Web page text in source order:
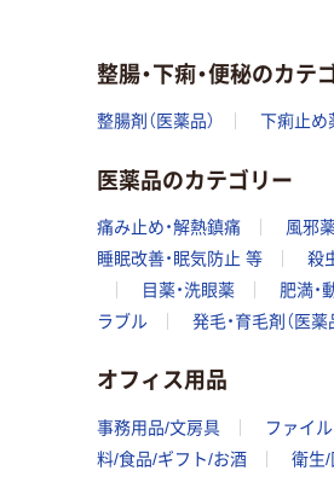
整腸・下痢・便秘のカテ
整腸剤（医薬品） 下痢止め
医薬品のカテゴリー
痛み止め・解熱鎮痛 風邪
睡眠改善・眠気防止 等
殺
目薬・洗眼薬
肥満・
ラブル
発毛・育毛剤（医薬
オフィス用品
事務用品/文房具 ファイル
料/食品/ギフト/お酒
衛生/